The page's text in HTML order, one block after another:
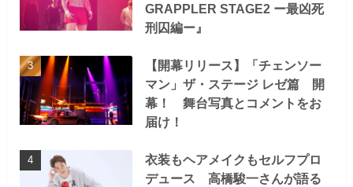
GRAPPLER STAGE2 ー最凶死
刑囚編ー』
【開幕リリース】「チェンソー
マン」ザ・ステージ レゼ篇 開
幕！ 舞台写真とコメントをお
届け！
衣装もヘアメイクもセルフプロ
デュース 高橋駿一さんが語る